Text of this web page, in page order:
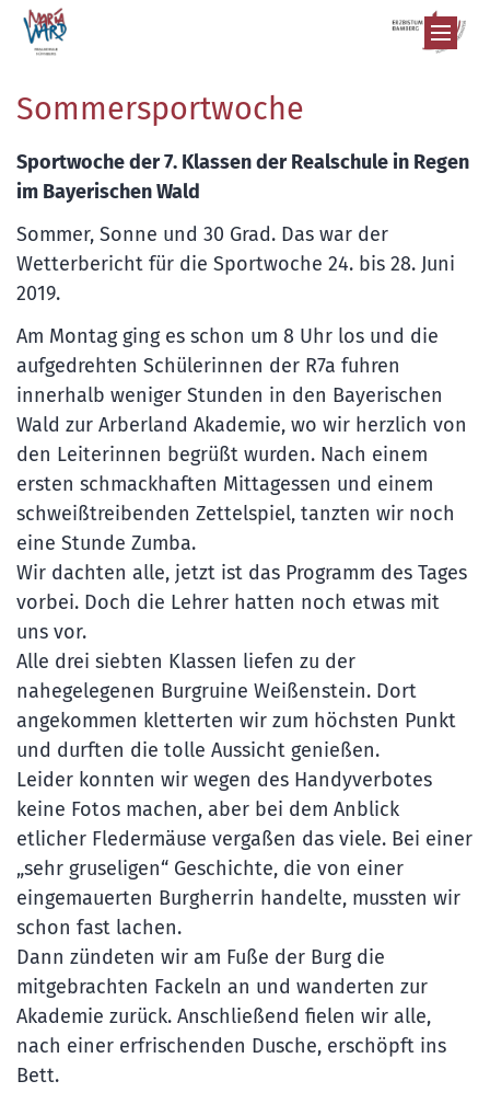
Zum Inhalt springen
Sommersportwoche
Sportwoche der 7. Klassen der Realschule in Regen
im Bayerischen Wald
Sommer, Sonne und 30 Grad. Das war der
Wetterbericht für die Sportwoche 24. bis 28. Juni
2019.
Am Montag ging es schon um 8 Uhr los und die
aufgedrehten Schülerinnen der R7a fuhren
innerhalb weniger Stunden in den Bayerischen
Wald zur Arberland Akademie, wo wir herzlich von
den Leiterinnen begrüßt wurden. Nach einem
ersten schmackhaften Mittagessen und einem
schweißtreibenden Zettelspiel, tanzten wir noch
eine Stunde Zumba.
Wir dachten alle, jetzt ist das Programm des Tages
vorbei. Doch die Lehrer hatten noch etwas mit
uns vor.
Alle drei siebten Klassen liefen zu der
nahegelegenen Burgruine Weißenstein. Dort
angekommen kletterten wir zum höchsten Punkt
und durften die tolle Aussicht genießen.
Leider konnten wir wegen des Handyverbotes
keine Fotos machen, aber bei dem Anblick
etlicher Fledermäuse vergaßen das viele. Bei einer
„sehr gruseligen“ Geschichte, die von einer
eingemauerten Burgherrin handelte, mussten wir
schon fast lachen.
Dann zündeten wir am Fuße der Burg die
mitgebrachten Fackeln an und wanderten zur
Akademie zurück. Anschließend fielen wir alle,
nach einer erfrischenden Dusche, erschöpft ins
Bett.